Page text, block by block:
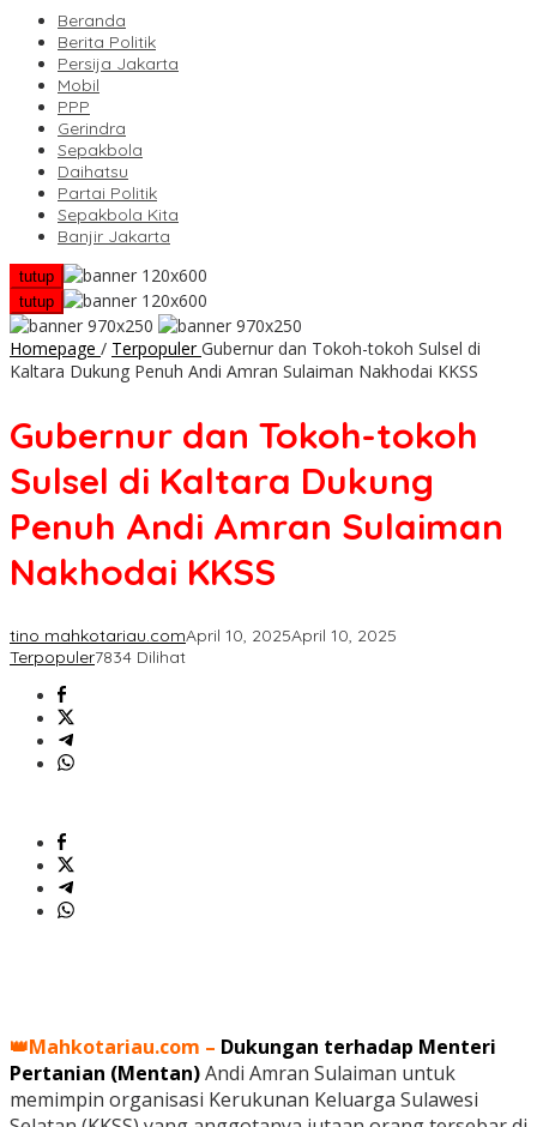
Beranda
Berita Politik
Persija Jakarta
Mobil
PPP
Gerindra
Sepakbola
Daihatsu
Partai Politik
Sepakbola Kita
Banjir Jakarta
tutup
tutup
Homepage / Terpopuler Gubernur dan Tokoh-tokoh Sulsel di
Kaltara Dukung Penuh Andi Amran Sulaiman Nakhodai KKSS
Gubernur dan Tokoh-tokoh
Sulsel di Kaltara Dukung
Penuh Andi Amran Sulaiman
Nakhodai KKSS
tino mahkotariau.comApril 10, 2025April 10, 2025
Terpopuler7834 Dilihat
👑Mahkotariau.com – Dukungan terhadap Menteri
Pertanian (Mentan)Andi Amran Sulaiman untuk
memimpin organisasi Kerukunan Keluarga Sulawesi